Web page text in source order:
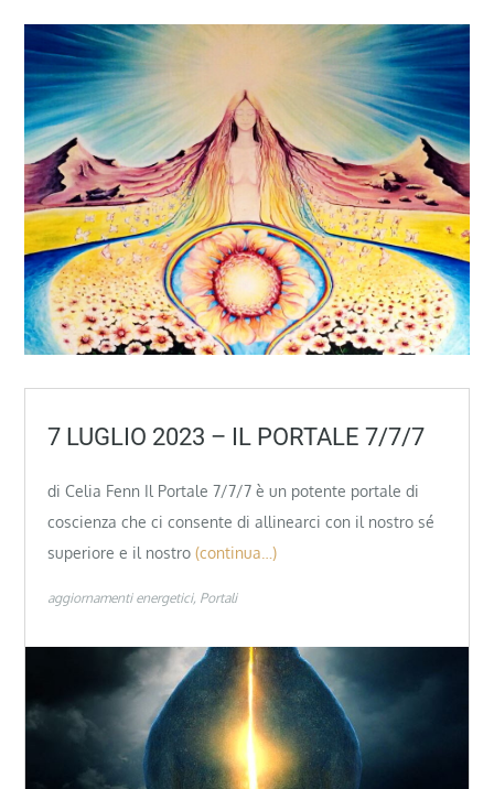
7 LUGLIO 2023 – IL PORTALE 7/7/7
di Celia Fenn Il Portale 7/7/7 è un potente portale di
coscienza che ci consente di allinearci con il nostro sé
superiore e il nostro (continua…)
aggiornamenti energetici Portali